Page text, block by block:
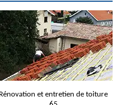
Rénovation et entretien de toiture